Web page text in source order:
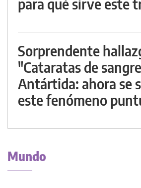
para qué sirve este
Sorprendente
"Cataratas de
Antártida: ahora se
este fenómeno
Mundo